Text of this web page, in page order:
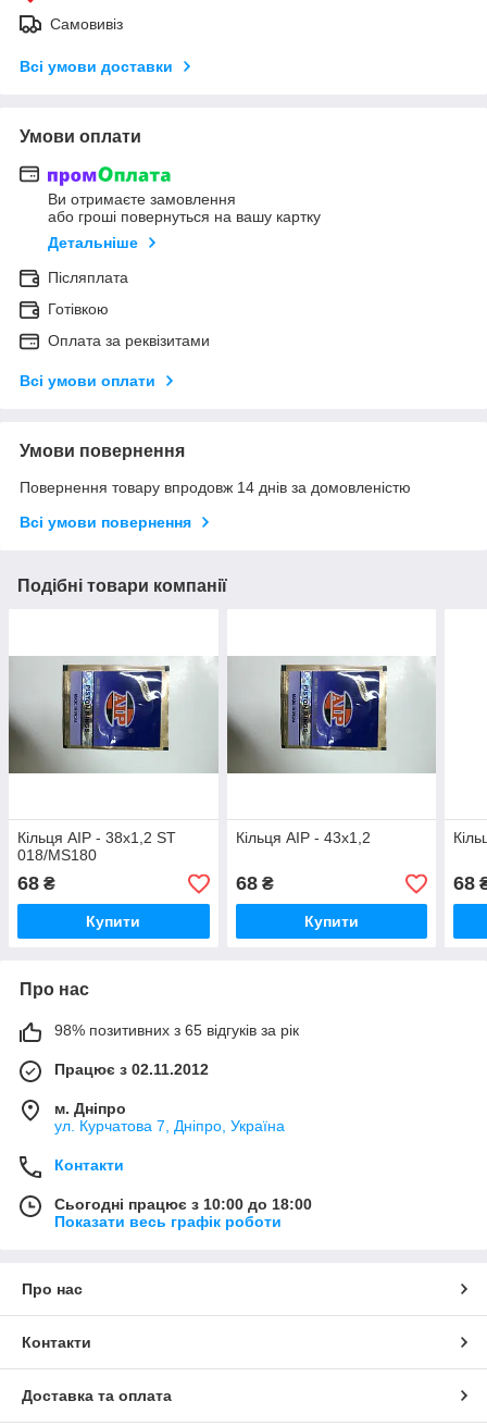
Самовивіз
Всі умови доставки
Умови оплати
Ви отримаєте замовлення
або гроші повернуться на вашу картку
Детальніше
Післяплата
Готівкою
Оплата за реквізитами
Всі умови оплати
Умови повернення
Повернення товару впродовж 14 днів за домовленістю
Всі умови повернення
Подібні товари компанії
Кільця AIP - 38х1,2 ST
018/MS180
68 ₴
Купити
Кільця AIP - 43х1,2
68₴
Купити
68
Про нас
98% позитивних з 65 відгуків за рік
Працює з 02.11.2012
м. Дніпро
ул. Курчатова 7, Дніпро, Україна
Контакти
Сьогодні працює з 10:00 до 18:00
Показати весь графік роботи
Про нас
Контакти
Доставка та оплата